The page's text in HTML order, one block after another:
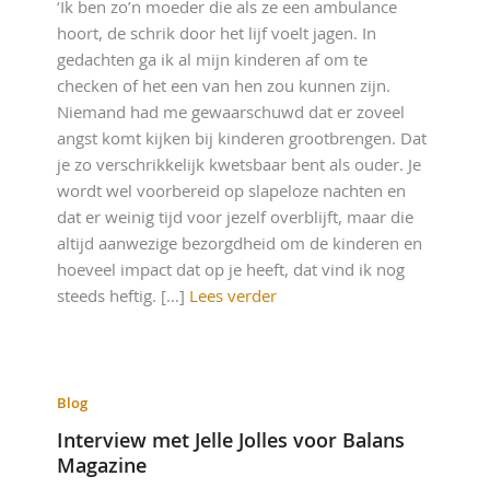
‘Ik ben zo’n moeder die als ze een ambulance
hoort, de schrik door het lijf voelt jagen. In
gedachten ga ik al mijn kinderen af om te
checken of het een van hen zou kunnen zijn.
Niemand had me gewaarschuwd dat er zoveel
angst komt kijken bij kinderen grootbrengen. Dat
je zo verschrikkelijk kwetsbaar bent als ouder. Je
wordt wel voorbereid op slapeloze nachten en
dat er weinig tijd voor jezelf overblijft, maar die
altijd aanwezige bezorgdheid om de kinderen en
hoeveel impact dat op je heeft, dat vind ik nog
steeds heftig. [...] Lees verder
Blog
Interview met Jelle Jolles voor Balans
Magazine